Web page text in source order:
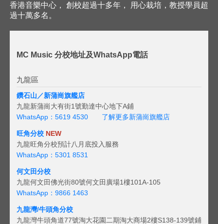
香港音樂中心， 創校超過十多年， 用心栽培，教授學員超
過十萬多名。
MC Music 分校地址及WhatsApp電話
九龍區
鑽石山／新蒲崗旗艦店
九龍新蒲崗大有街1號勤達中心地下A鋪
WhatsApp：5619 4530
了解更多新蒲崗旗艦店
旺角分校 NEW
九龍旺角分校預計八月底投入服務
WhatsApp：5301 8531
何文田分校
九龍何文田佛光街80號何文田廣場1樓101A-105
WhatsApp：9866 1463
九龍灣/牛頭角分校
九龍灣牛頭角道77號淘大花園二期淘大商場2樓S138-139號鋪